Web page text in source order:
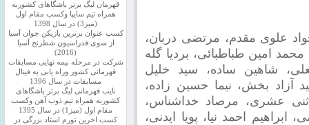
علوی مقدم، مرتضی دربان،
امین طباطبائی، بردیا گله
شاهین ساده، سید خلیل
آزاد بخش، نیما حسین زاده،
عشری، مرصاد خداشناس،
احمد نیا، پویا ایدنی،
قهرمان لیگ برتر باشگاهای کشوربه
همراه تیم سایپا وکسب مقام اول
(میز3) در سال 1398
کسب عنوان برترین بازیکن جوان آسیا
از سوی فدراسیون شطرنج آسیا
(2016)
شرکت در مرحله نیمه نهایی مسابقات
قهرمانی کشور وراه یابی به فینال
مسابقات در سال 1396
نایب قهرمانی لیگ برتر باشگاهای
کشوربه همراه تیم ذوب آهن وکسب
مقام اول (میز1) در سال 1395
کسب اخرین نورم استاد بزرگی در